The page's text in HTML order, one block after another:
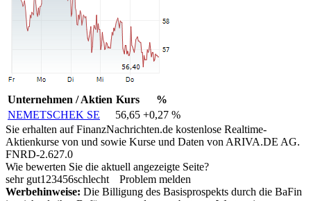
Unternehmen / Aktien Kurs
%
NEMETSCHEK SE
56,65 +0,27 %
Sie erhalten auf FinanzNachrichten.de kostenlose Realtime-
Aktienkurse von und sowie Kurse und Daten von ARIVA.DE AG.
FNRD-2.627.0
Wie bewerten Sie die aktuell angezeigte Seite?
sehr gut1 23456schlecht
Problem melden
Werbehinweise: Die Billigung des Basisprospekts durch die BaFin